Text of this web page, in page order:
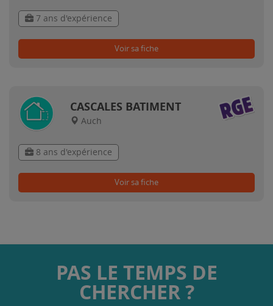
7 ans d'expérience
Voir sa fiche
CASCALES BATIMENT
Auch
8 ans d'expérience
Voir sa fiche
PAS LE TEMPS DE
CHERCHER ?